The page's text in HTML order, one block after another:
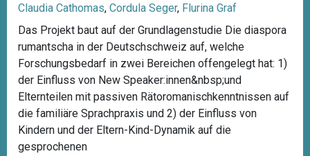
Claudia Cathomas, Cordula Seger, Flurina Graf
Das Projekt baut auf der Grundlagenstudie Die diaspora
rumantscha in der Deutschschweiz auf, welche
Forschungsbedarf in zwei Bereichen offengelegt hat: 1)
der Einfluss von New Speaker:innen&nbsp;und
Elternteilen mit passiven Rätoromanischkenntnissen auf
die familiäre Sprachpraxis und 2) der Einfluss von
Kindern und der Eltern-Kind-Dynamik auf die
gesprochenen